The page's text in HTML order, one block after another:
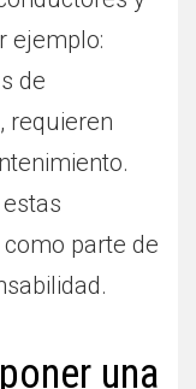
ejemplo:
de
requieren
parte de
una